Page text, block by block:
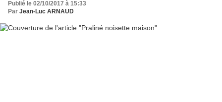
Publié le 02/10/2017 à 15:33
Par Jean-Luc ARNAUD